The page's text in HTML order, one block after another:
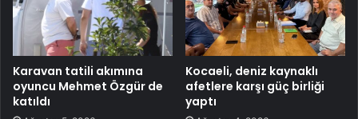
Karavan tatili akımına
oyuncu Mehmet Özgür de
katıldı
Kocaeli, deniz kaynaklı
afetlere karşı güç birliği
yaptı